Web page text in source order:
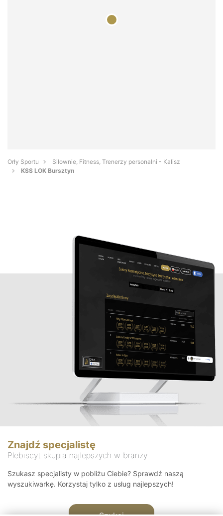
Orły Sportu
Siłownie, Fitness, Trenerzy personalni - Kalisz
KSS LOK Bursztyn
Znajdź specjalistę
Plebiscyt skupia najlepszych w branży
Szukasz specjalisty w pobliżu Ciebie? Sprawdź naszą
wyszukiwarkę. Korzystaj tylko z usług najlepszych!